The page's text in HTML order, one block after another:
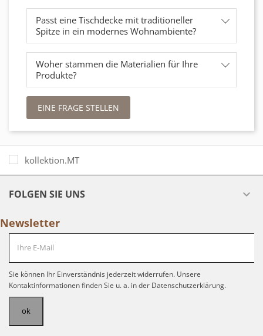
Passt eine Tischdecke mit traditioneller
Spitze in ein modernes Wohnambiente?
Woher stammen die Materialien für Ihre
Produkte?
EINE FRAGE STELLEN
FOLGEN SIE UNS

Newsletter
Sie können Ihr Einverständnis jederzeit widerrufen. Unsere
Kontaktinformationen finden Sie u. a. in der Datenschutzerklärung.